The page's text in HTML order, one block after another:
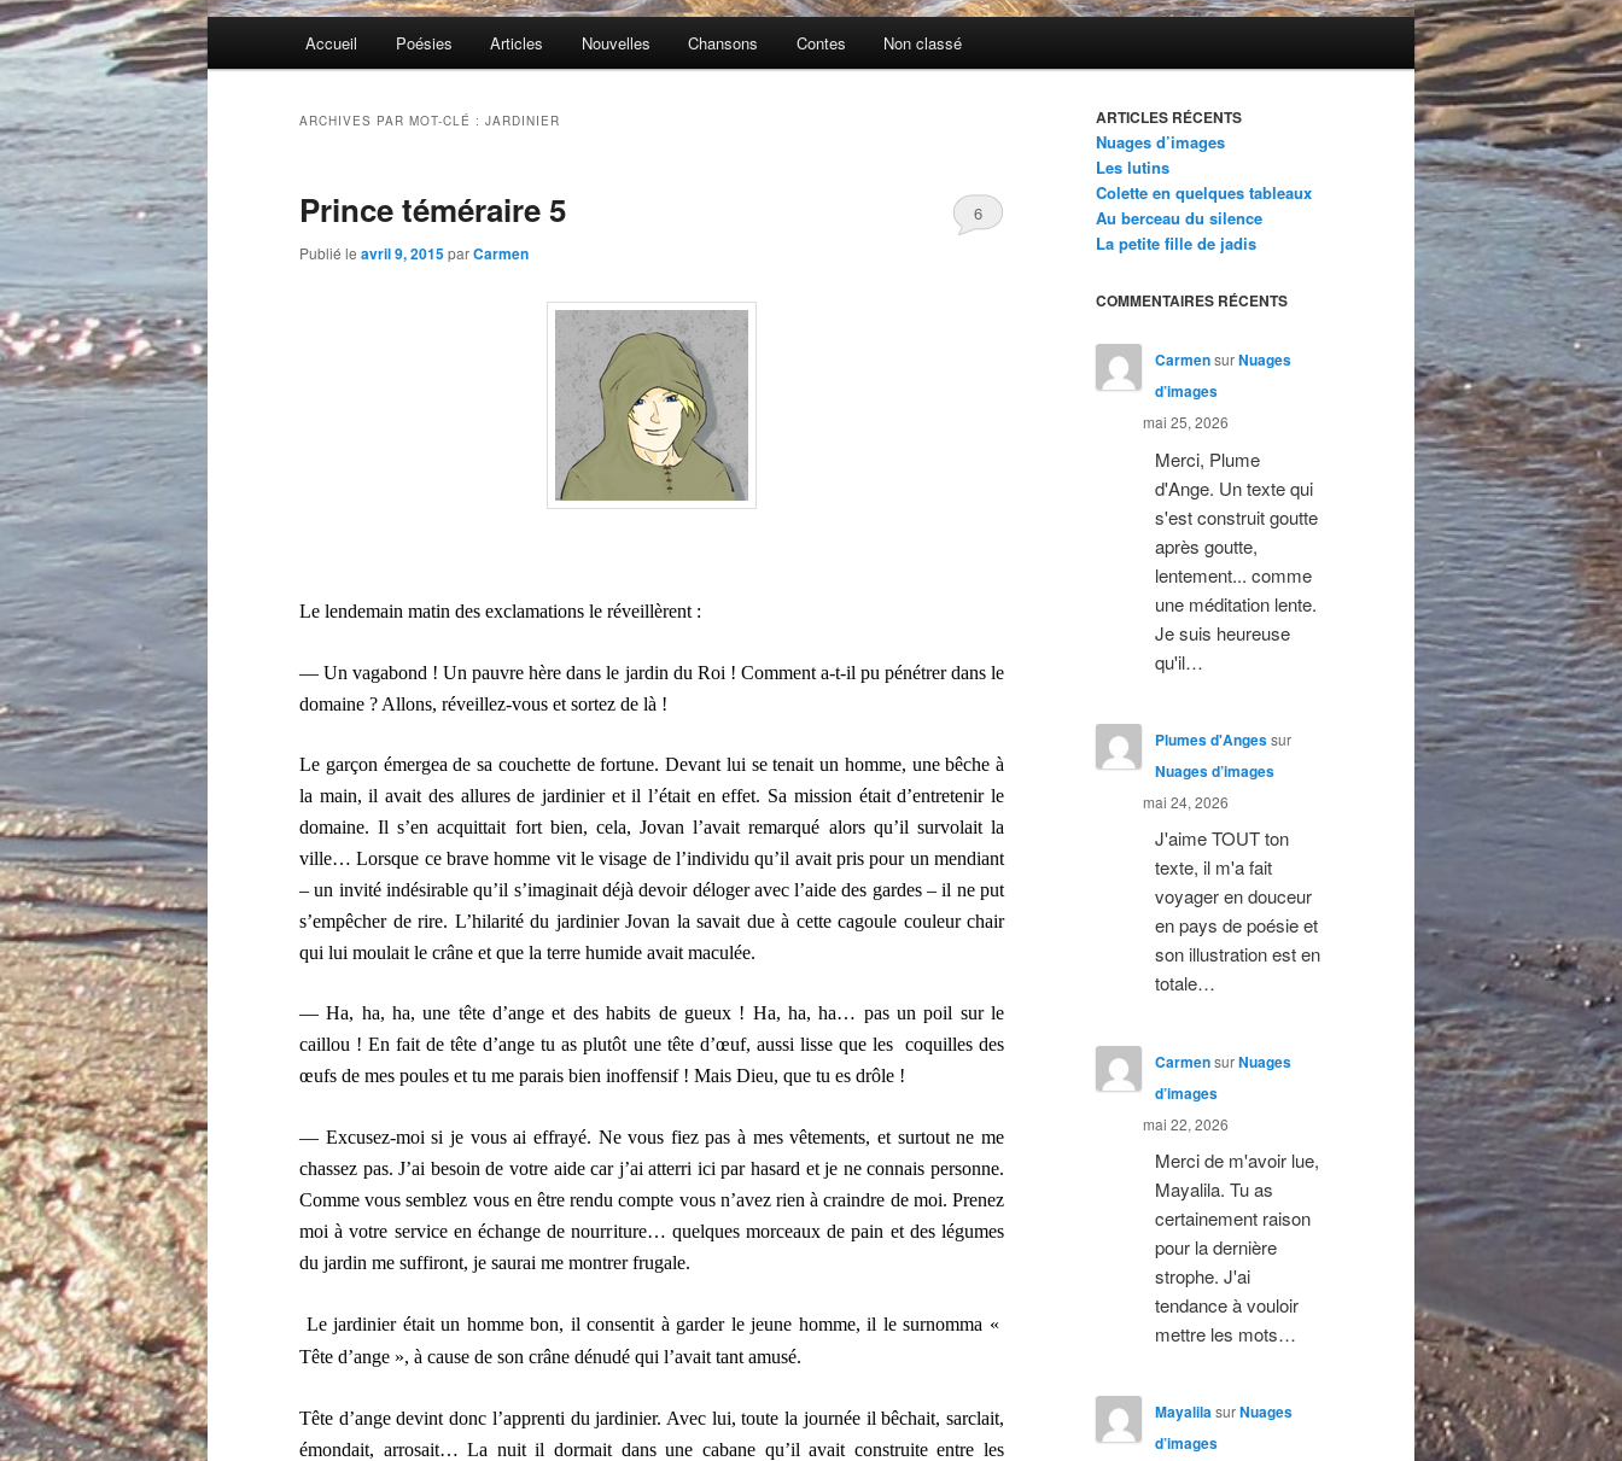
Accueil Poésies Articles Nouvelles Chansons Contes Non classé
ARCHIVES PAR MOT-CLÉ : JARDINIER
Prince téméraire 5
Publié le avril 9, 2015parCarmen
6
Le lendemain matin des exclamations le réveillèrent :
— Un vagabond ! Un pauvre hère dans le jardin du Roi ! Comment a-t-il pu pénétrer dans le
domaine ? Allons, réveillez-vous et sortez de là !
Le garçon émergea de sa couchette de fortune. Devant lui se tenait un homme, une bêche à
la main, il avait des allures de jardinier et il l’était en effet. Sa mission était d’entretenir le
domaine. Il s’en acquittait fort bien, cela, Jovan l’avait remarqué alors qu’il survolait la
ville… Lorsque ce brave homme vit le visage de l’individu qu’il avait pris pour un mendiant
– un invité indésirable qu’il s’imaginait déjà devoir déloger avec l’aide des gardes – il ne put
s’empêcher de rire. L’hilarité du jardinier Jovan la savait due à cette cagoule couleur chair
qui lui moulait le crâne et que la terre humide avait maculée.
— Ha, ha, ha, une tête d’ange et des habits de gueux ! Ha, ha, ha… pas un poil sur le
caillou ! En fait de tête d’ange tu as plutôt une tête d’œuf, aussi lisse que les coquilles des
œufs de mes poules et tu me parais bien inoffensif ! Mais Dieu, que tu es drôle !
— Excusez-moi si je vous ai effrayé. Ne vous fiez pas à mes vêtements, et surtout ne me
chassez pas. J’ai besoin de votre aide car j’ai atterri ici par hasard et je ne connais personne.
Comme vous semblez vous en être rendu compte vous n’avez rien à craindre de moi. Prenez
moi à votre service en échange de nourriture… quelques morceaux de pain et des légumes
du jardin me suffiront, je saurai me montrer frugale.
Le jardinier était un homme bon, il consentit à garder le jeune homme, il le surnomma «
Tête d’ange », à cause de son crâne dénudé qui l’avait tant amusé.
Tête d’ange devint donc l’apprenti du jardinier. Avec lui, toute la journée il bêchait, sarclait,
émondait, arrosait… La nuit il dormait dans une cabane qu’il avait construite entre les
ARTICLES RÉCENTS
Nuages d’images
Les lutins
Colette en quelques tableaux
Au berceau du silence
La petite fille de jadis
COMMENTAIRES RÉCENTS
CarmensurNuages
d’images
mai 25, 2026
Merci, Plume
d'Ange. Un texte qui
s'est construit goutte
après goutte,
lentement... comme
une méditation lente.
Je suis heureuse
qu'il…
Plumes d'Angessur
Nuages d’images
mai 24, 2026
J'aime TOUT ton
texte, il m'a fait
voyager en douceur
en pays de poésie et
son illustration est en
totale…
CarmensurNuages
d’images
mai 22, 2026
Merci de m'avoir lue,
Mayalila. Tu as
certainement raison
pour la dernière
strophe. J'ai
tendance à vouloir
mettre les mots…
MayalilasurNuages
d’images